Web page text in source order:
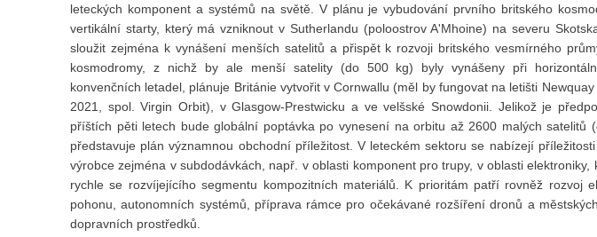
leteckých komponent a systémů na světě. V plánu je vybudování prvního britského
vertikální starty, který má vzniknout v Sutherlandu (poloostrov A'Mhoine) na severu
sloužit zejména k vynášení menších satelitů a přispět k rozvoji britského vesmírného
kosmodromy, z nichž by ale menší satelity (do 500 kg) byly vynášeny při
konvenčních letadel, plánuje Británie vytvořit v Cornwallu (měl by fungovat na letišti Newquay
2021, spol. Virgin Orbit), v Glasgow-Prestwicku a ve velšské Snowdonii. Jelikož je
příštích pěti letech bude globální poptávka po vynesení na orbitu až 2600 malých satelitů
představuje plán významnou obchodní příležitost. V leteckém sektoru se nabízejí
výrobce zejména v subdodávkách, např. v oblasti komponent pro trupy, v oblasti elektroniky,
rychle se rozvíjejícího segmentu kompozitních materiálů. K prioritám patří rovněž rozvoj
pohonu, autonomních systémů, příprava rámce pro očekávané rozšíření dronů a
dopravních prostředků.